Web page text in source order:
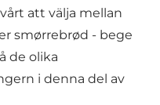
att välja mellan
smørrebrød - bege
de olika
i denna del av